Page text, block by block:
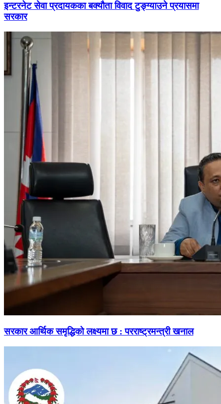
इन्टरनेट सेवा प्रदायकका बक्यौता विवाद टुङ्ग्याउने प्रयासमा
सरकार
सरकार आर्थिक समृद्धिको लक्ष्यमा छ : परराष्ट्रमन्त्री खनाल